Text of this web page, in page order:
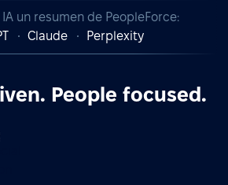
IA un resumen de PeopleForce:
Claude Perplexity
People focused.